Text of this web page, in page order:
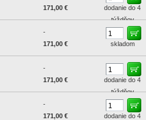
171,00 €
dodanie do 4
týždňov
-
171,00 €
skladom
-
171,00 €
dodanie do 4
týždňov
-
171,00 €
dodanie do 4